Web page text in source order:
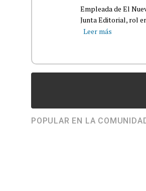
Empleada de El
Junta Editorial, rol
Leer más
POPULAR EN LA